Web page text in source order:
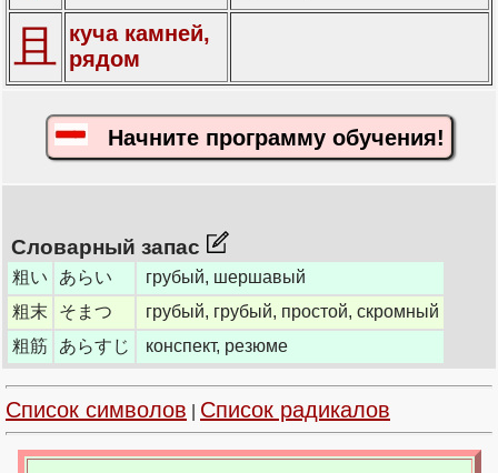
且
куча камней,
рядом
Начните программу обучения!
Словарный запас
粗い あらい
грубый, шершавый
粗末
そまつ
грубый, грубый, простой, скромный
粗筋
あらすじ конспект, резюме
Список символов Список радикалов